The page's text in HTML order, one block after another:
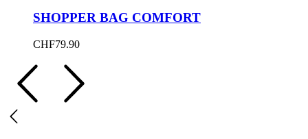
SHOPPER BAG COMFORT
CHF79.90